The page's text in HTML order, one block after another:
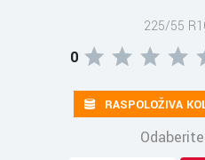
225/55
0
RASPOLOŽIVA